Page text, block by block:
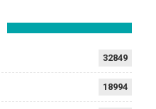
32849
18994